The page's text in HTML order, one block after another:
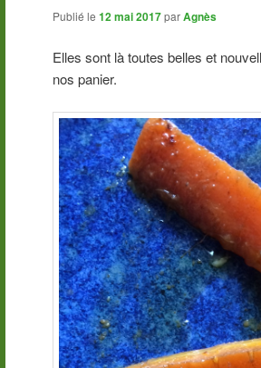
Publié le12 mai 2017 parAgnès
Elles sont là toutes belles et
nos panier.